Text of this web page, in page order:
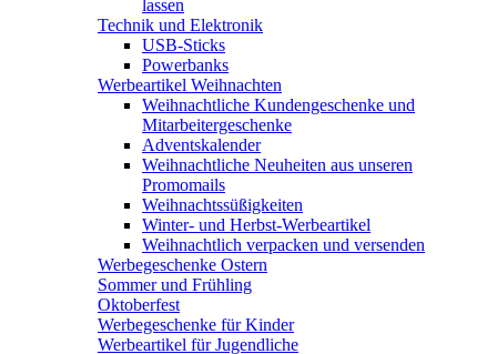
lassen
Technik und Elektronik
USB-Sticks
Powerbanks
Werbeartikel Weihnachten
Weihnachtliche Kundengeschenke und
Mitarbeitergeschenke
Adventskalender
Weihnachtliche Neuheiten aus unseren
Promomails
Weihnachtssüßigkeiten
Winter- und Herbst-Werbeartikel
Weihnachtlich verpacken und versenden
Werbegeschenke Ostern
Sommer und Frühling
Oktoberfest
Werbegeschenke für Kinder
Werbeartikel für Jugendliche